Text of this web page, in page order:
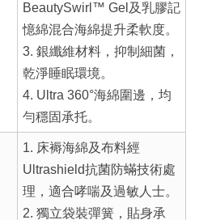
BeautySwirl™ Gel及乳膠記
憶綿混合海綿提升柔軟度。
3. 銀纖維材料，抑制細菌，
乾淨睡眠環境。
4. Ultra 360°海綿圍邊，均
勻穩固承托。
1. 床褥海綿及布料經
Ultrashield抗菌防蟎技術處
理，適合哮喘及過敏人士。
2. 獨立袋裝彈簧，貼身承